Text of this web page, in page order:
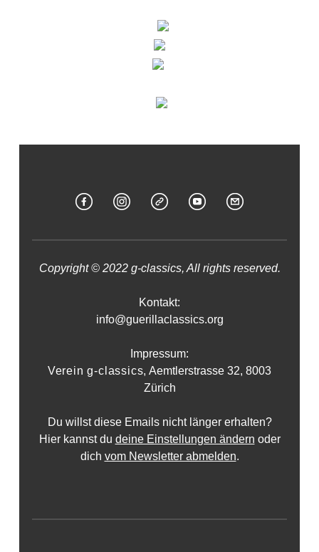
Copyright © 2022 g-classics, All rights reserved.
Kontakt:
info@guerillaclassics.org
Impressum:
Verein g-classics, Aemtlerstrasse 32, 8003
Zürich
Du willst diese Emails nicht länger erhalten?
Hier kannst du deine Einstellungen ändern oder
dich vom Newsletter abmelden.